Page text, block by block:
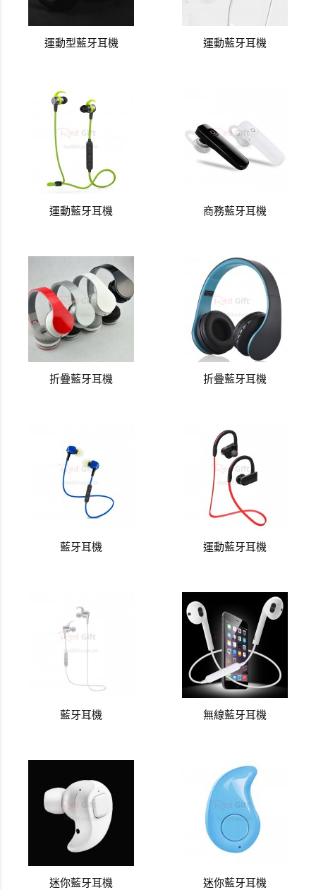
運動型藍牙耳機 運動藍牙耳機
運動藍牙耳機 商務藍牙耳機
折疊藍牙耳機 折疊藍牙耳機
藍牙耳機 運動藍牙耳機
藍牙耳機 無線藍牙耳機
迷你藍牙耳機 迷你藍牙耳機